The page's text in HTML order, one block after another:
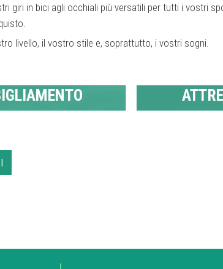
giri in bici agli occhiali più versatili per tutti i vostri
livello, il vostro stile e, soprattutto, i vostri sogni.